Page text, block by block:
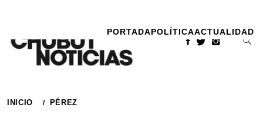
contenido
PORTADAPOLÍTICAACTUALIDAD
INICIO PÉREZ